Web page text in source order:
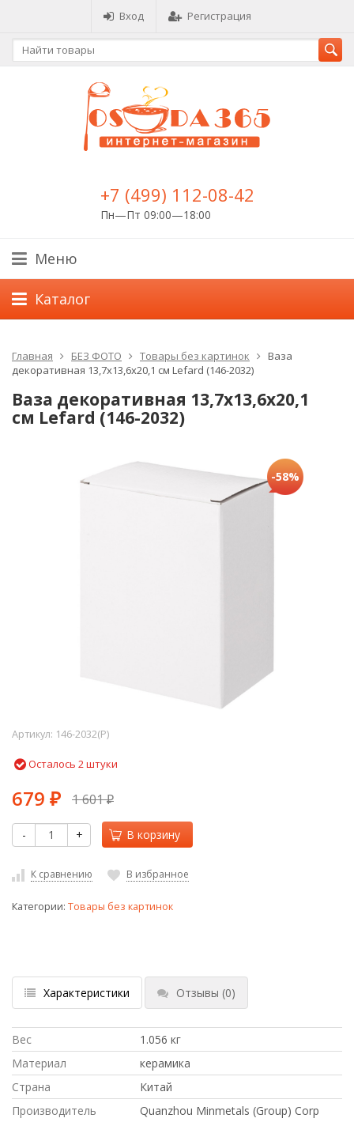
Вход Регистрация
+7 (499) 112-08-42
Пн—Пт 09:00—18:00
Меню
Каталог
Главная БЕЗ ФОТО Товары без картинок
Ваза
декоративная 13,7х13,6х20,1 см Lefard (146-2032)
Ваза декоративная 13,7х13,6х20,1
см Lefard (146-2032)
-58%
Артикул: 146-2032(P)
Осталось 2 штуки
679 ₽ 1 601₽
- + В корзину
К сравнению В избранное
Категории: Товары без картинок
Характеристики Отзывы (0)
Вес
1.056 кг
Материал
керамика
Страна
Китай
Производитель
Quanzhou Minmetals (Group) Corp